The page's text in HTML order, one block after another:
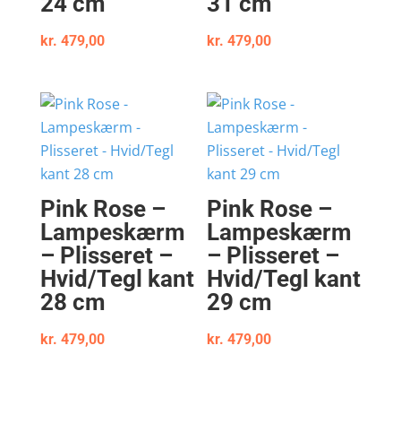
kr. 479,00 kr. 479,00
Pink Rose –
Lampeskærm
– Plisseret –
Hvid/Tegl kant
28 cm
kr. 479,00
Pink Rose –
Lampeskærm
– Plisseret –
Hvid/Tegl kant
29 cm
kr. 479,00